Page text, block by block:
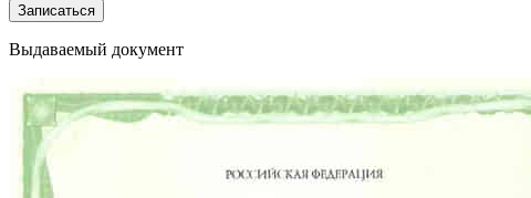
Записаться
Выдаваемый документ